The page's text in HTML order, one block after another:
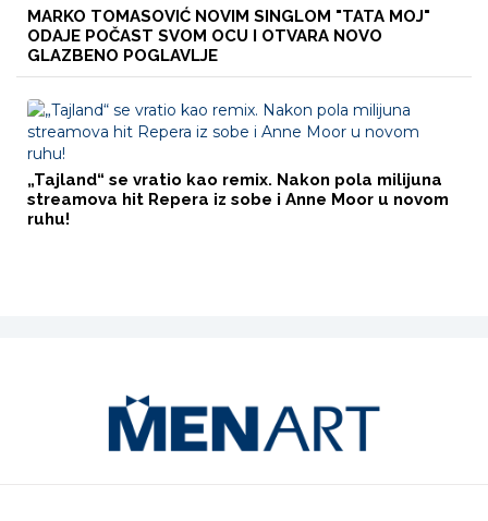
MARKO TOMASOVIĆ NOVIM SINGLOM "TATA MOJ"
ODAJE POČAST SVOM OCU I OTVARA NOVO
GLAZBENO POGLAVLJE
„Tajland“ se vratio kao remix. Nakon pola milijuna
streamova hit Repera iz sobe i Anne Moor u novom
ruhu!